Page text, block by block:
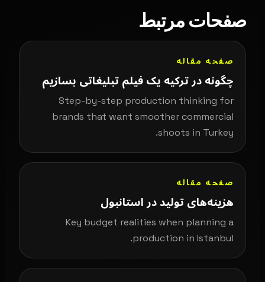
صفحات مرتبط
صفحه مقاله
چگونه در ترکیه یک فیلم تبلیغاتی بسازیم
Step-by-step production thinking for
brands that want smoother commercial
shoots in Turkey.
صفحه مقاله
هزینه‌های تولید در استانبول
Key budget realities when planning a
production in Istanbul.